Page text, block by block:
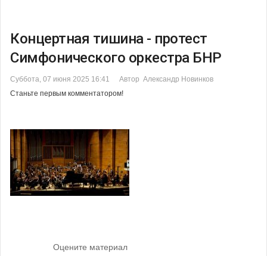
Концертная тишина - протест
Симфонического оркестра БНР
Суббота, 07 июня 2025 16:41
Автор Александр Новинков
Станьте первым комментатором!
Оцените материал